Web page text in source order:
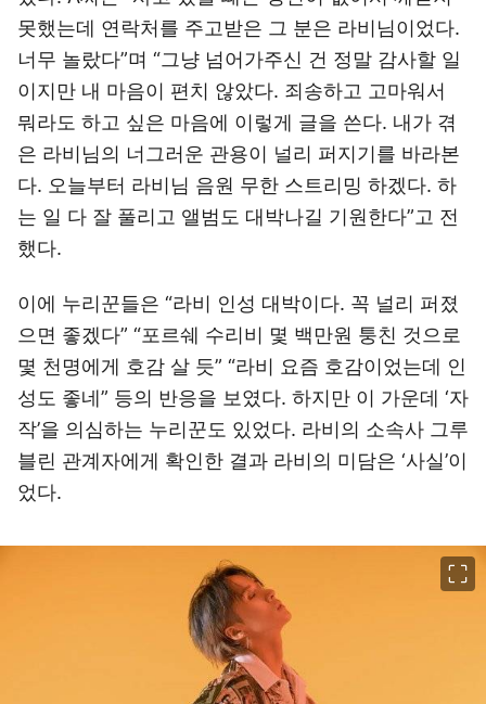
못했는데 연락처를 주고받은 그 분은 라비님이었다.
너무 놀랐다”며 “그냥 넘어가주신 건 정말 감사할 일
이지만 내 마음이 편치 않았다. 죄송하고 고마워서
뭐라도 하고 싶은 마음에 이렇게 글을 쓴다. 내가 겪
은 라비님의 너그러운 관용이 널리 퍼지기를 바라본
다. 오늘부터 라비님 음원 무한 스트리밍 하겠다. 하
는 일 다 잘 풀리고 앨범도 대박나길 기원한다”고 전
했다.
이에 누리꾼들은 “라비 인성 대박이다. 꼭 널리 퍼졌
으면 좋겠다” “포르쉐 수리비 몇 백만원 퉁친 것으로
몇 천명에게 호감 살 듯” “라비 요즘 호감이었는데 인
성도 좋네” 등의 반응을 보였다. 하지만 이 가운데 ‘자
작’을 의심하는 누리꾼도 있었다. 라비의 소속사 그루
블린 관계자에게 확인한 결과 라비의 미담은 ‘사실’이
었다.